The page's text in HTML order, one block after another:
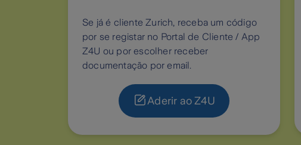
Se já é cliente Zurich, receba um código
por se registar no Portal de Cliente / App
Z4U ou por escolher receber
documentação por email.
Aderir ao Z4U